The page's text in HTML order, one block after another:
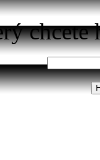
chcete